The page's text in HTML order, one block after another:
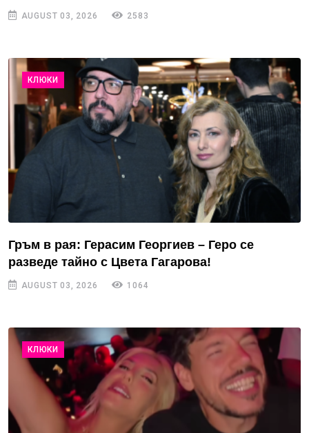
AUGUST 03, 2026 2583
КЛЮКИ
Гръм в рая: Герасим Георгиев – Геро се
разведе тайно с Цвета Гагарова!
AUGUST 03, 2026 1064
КЛЮКИ